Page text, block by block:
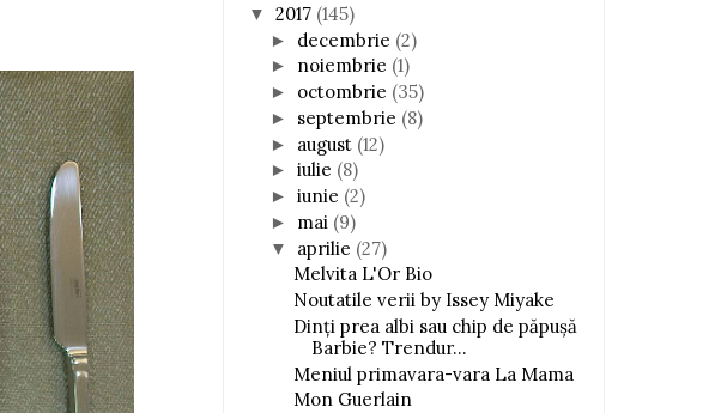
▼ 2017 (145)
► decembrie (2)
► noiembrie (1)
► octombrie (35)
► septembrie (8)
► august (12)
► iulie (8)
► iunie (2)
► mai (9)
▼ aprilie (27)
Melvita L'Or Bio
Noutatile verii by Issey Miyake
Dinţi prea albi sau chip de păpuşă
Barbie? Trendur...
Meniul primavara-vara La Mama
Mon Guerlain